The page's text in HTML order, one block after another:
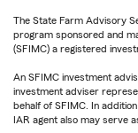
The State Farm Advisory
program sponsored and
(SFIMC) a registered
An SFIMC investment
investment adviser
behalf of SFIMC. In
IAR agent also may serve